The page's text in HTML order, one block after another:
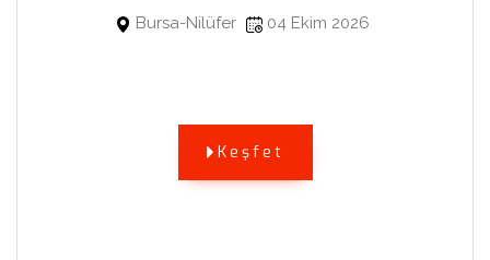
Bursa-Nilüfer 04 Ekim 2026
Keşfet